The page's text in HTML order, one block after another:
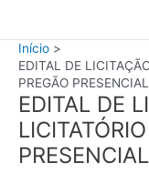
Início
EDITAL DE
PREGÃO
EDITAL DE